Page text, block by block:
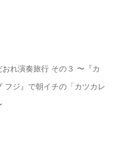
れ演奏旅行 その３ 〜『カ
フジ』で朝イチの「カツカレ